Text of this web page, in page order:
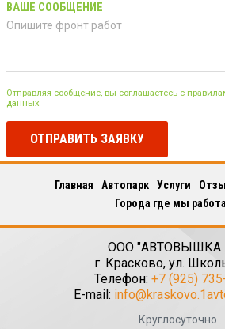
ВАШЕ СООБЩЕНИЕ
Отправляя сообщение, вы соглашаетесь с
данных
ОТПРАВИТЬ ЗАЯВКУ
Главная Автопарк Услуги
Города где мы
ООО "АВТОВЫШКА
г. Красково, ул.
Телефон: +7 (925)
E-mail:
Круглосуточно